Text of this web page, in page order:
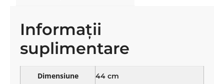
Informații
suplimentare
Dimensiune 44 cm